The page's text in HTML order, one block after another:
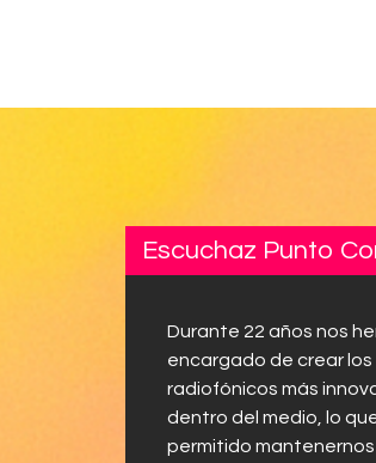
Escuchaz Punto
Durante 22 años nos
encargado de crear
radiofónicos más
dentro del medio, lo
permitido mantenernos